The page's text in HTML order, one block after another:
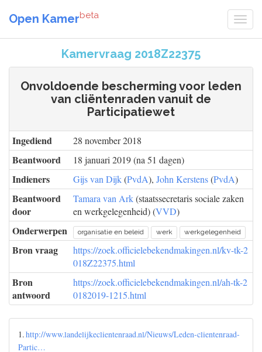
Open Kamerbeta
Kamervraag 2018Z22375
Onvoldoende bescherming voor leden
van cliëntenraden vanuit de
Participatiewet
Ingediend 28 november 2018
Beantwoord 18 januari 2019 (na 51 dagen)
Indieners Gijs van Dijk(PvdA), John Kerstens(PvdA)
Beantwoord
door
Tamara van Ark(staatssecretaris sociale zaken
en werkgelegenheid) (VVD)
Onderwerpen organisatie en beleid werk werkgelegenheid
Bron vraag
https://zoek.officielebekendmakingen.nl/kv-tk-2
018Z22375.html
Bron
antwoord
https://zoek.officielebekendmakingen.nl/ah-tk-2
0182019-1215.html
1.http://www.landelijkeclientenraad.nl/Nieuws/Leden-clientenraad-
Partic…